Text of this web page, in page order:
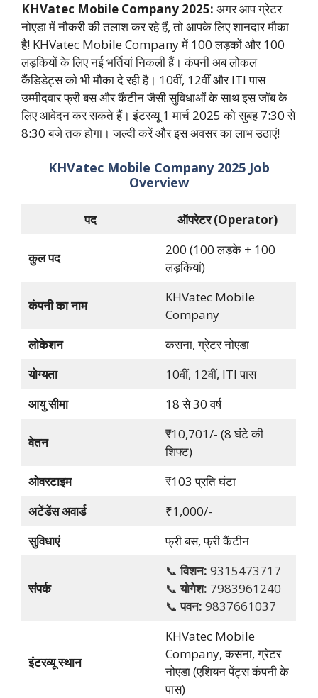
KHVatec Mobile Company 2025: अगर आप ग्रेटर
नोएडा में नौकरी की तलाश कर रहे हैं, तो आपके लिए शानदार मौका
है! KHVatec Mobile Company में 100 लड़कों और 100
लड़कियों के लिए नई भर्तियां निकली हैं। कंपनी अब लोकल
कैंडिडेट्स को भी मौका दे रही है। 10वीं, 12वीं और ITI पास
उम्मीदवार फ्री बस और कैंटीन जैसी सुविधाओं के साथ इस जॉब के
लिए आवेदन कर सकते हैं। इंटरव्यू 1 मार्च 2025 को सुबह 7:30 से
8:30 बजे तक होगा। जल्दी करें और इस अवसर का लाभ उठाएं!
KHVatec Mobile Company 2025 Job
Overview
पद ऑपरेटर (Operator)
कुल पद
200 (100 लड़के + 100
लड़कियां)
कंपनी का नाम
KHVatec Mobile
Company
लोकेशन
कसना, ग्रेटर नोएडा
योग्यता
10वीं, 12वीं, ITI पास
आयु सीमा
18 से 30 वर्ष
वेतन
₹10,701/- (8 घंटे की
शिफ्ट)
ओवरटाइम
₹103 प्रति घंटा
अटेंडेंस अवार्ड
₹1,000/-
सुविधाएं
फ्री बस, फ्री कैंटीन
संपर्क
📞विशन: 9315473717
📞योगेश: 7983961240
📞पवन: 9837661037
इंटरव्यू स्थान
KHVatec Mobile
Company, कसना, ग्रेटर
नोएडा (एशियन पेंट्स कंपनी के
पास)